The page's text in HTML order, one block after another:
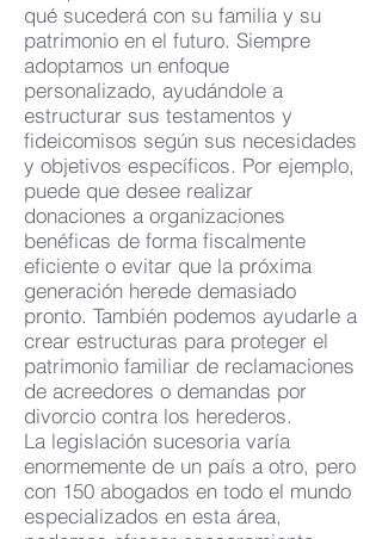
qué sucederá con su familia y su
patrimonio en el futuro. Siempre
adoptamos un enfoque
personalizado, ayudándole a
estructurar sus testamentos y
fideicomisos según sus necesidades
y objetivos específicos. Por ejemplo,
puede que desee realizar
donaciones a organizaciones
benéficas de forma fiscalmente
eficiente o evitar que la próxima
generación herede demasiado
pronto. También podemos ayudarle a
crear estructuras para proteger el
patrimonio familiar de reclamaciones
de acreedores o demandas por
divorcio contra los herederos.
La legislación sucesoria varía
enormemente de un país a otro, pero
con 150 abogados en todo el mundo
especializados en esta área,